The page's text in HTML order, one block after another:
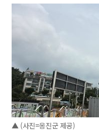
▲ (사진=옹진군 제공)